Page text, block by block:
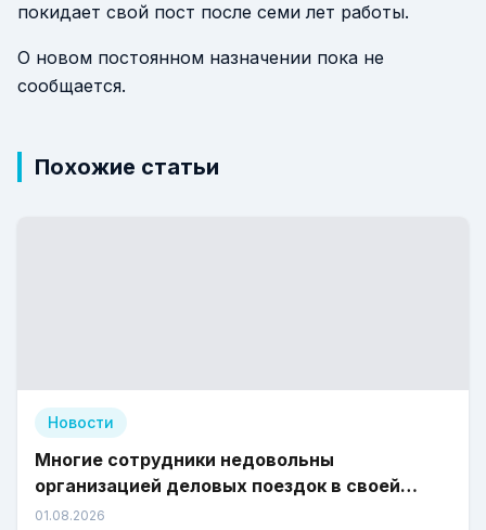
покидает свой пост после семи лет работы.
О новом постоянном назначении пока не
сообщается.
Похожие статьи
Новости
Многие сотрудники недовольны
организацией деловых поездок в своей
компании
01.08.2026